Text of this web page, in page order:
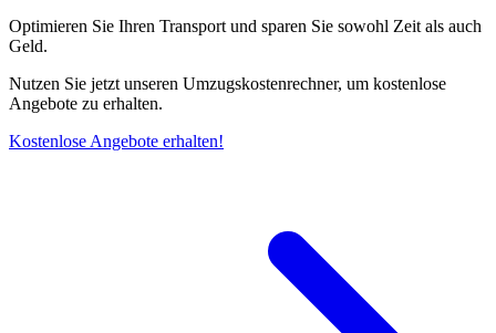
Optimieren Sie Ihren Transport und sparen Sie sowohl Zeit als auch
Geld.
Nutzen Sie jetzt unseren Umzugskostenrechner, um kostenlose
Angebote zu erhalten.
Kostenlose Angebote erhalten!